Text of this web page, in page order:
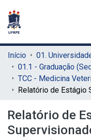
Início
01.1 - Graduação
Relatório de